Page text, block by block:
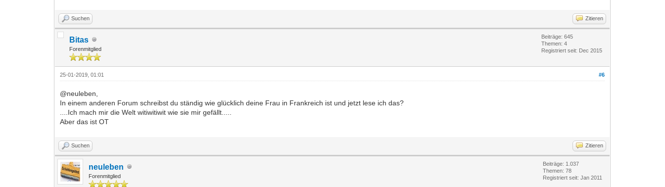
Suchen Zitieren
Bitas
Forenmitglied
Beiträge: 645
Themen: 4
Registriert seit: Dec 2015
#6
25-01-2019, 01:01
@neuleben,
In einem anderen Forum schreibst du ständig wie glücklich deine Frau in Frankreich ist und jetzt lese ich das?
....Ich mach mir die Welt witiwitiwit wie sie mir gefällt.....
Aber das ist OT
Suchen Zitieren
neuleben
Forenmitglied
Beiträge: 1.037
Themen: 78
Registriert seit: Jan 2011